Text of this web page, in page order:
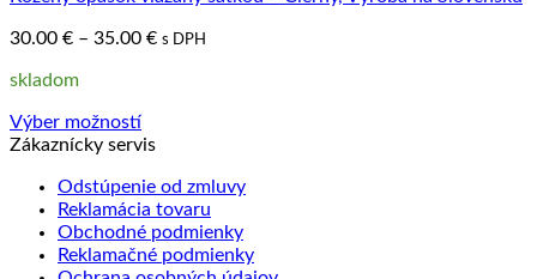
môžete
na
stránke
produktu.
30.00 € – 35.00 €Price
s DPH
skladom
Výber možností
Tento
viacero
variantov.
Možnosti
Zákaznícky servis
Odstúpenie od zmluvy
Reklamácia tovaru
Obchodné podmienky
Reklamačné podmienky